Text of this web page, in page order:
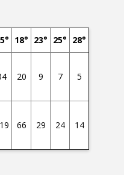
18° 23° 25° 28°
20 9 7 5
66 29 24 14